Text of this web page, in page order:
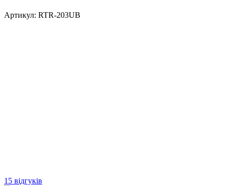
Артикул: RTR-203UB
15 відгуків